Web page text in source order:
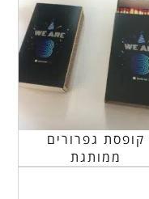
קופסת גפרורים
ממותגת